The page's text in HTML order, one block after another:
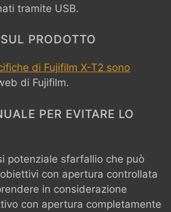
tramite USB.
PRODOTTO
di Fujifilm X-T2 sono
di Fujifilm.
PER EVITARE LO
potenziale sfarfallio che può
con apertura controllata
in considerazione
con apertura completamente